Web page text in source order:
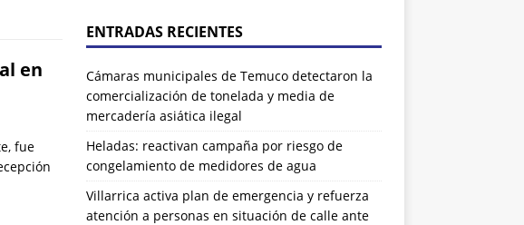
en
fue
ENTRADAS RECIENTES
Cámaras municipales de Temuco detectaron la
comercialización de tonelada y media de
mercadería asiática ilegal
Heladas: reactivan campaña por riesgo de
congelamiento de medidores de agua
Villarrica activa plan de emergencia y refuerza
atención a personas en situación de calle ante